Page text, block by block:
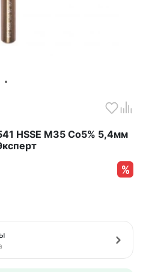
HSSE M35 Co5% 5,4мм